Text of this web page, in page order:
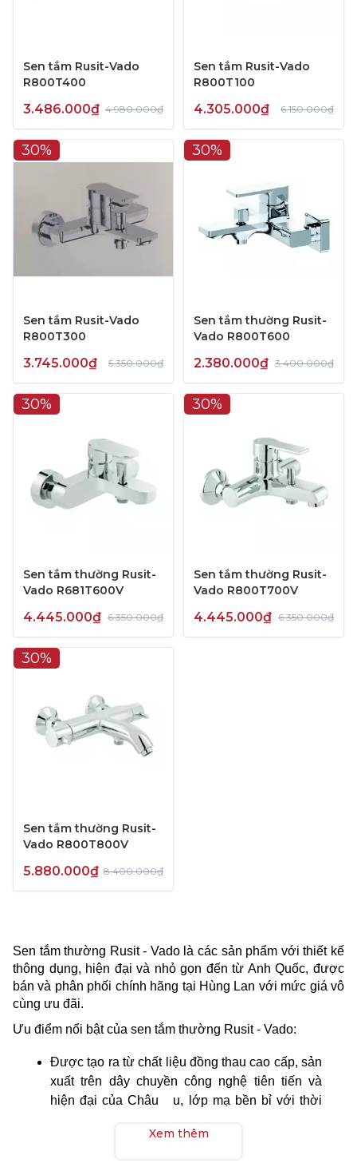
Sen tắm Rusit-Vado
R800T400
3.486.000₫ 4.980.000₫
Sen tắm Rusit-Vado
R800T100
4.305.000₫ 6.150.000₫
30%
Sen tắm Rusit-Vado
R800T300
3.745.000₫ 5.350.000₫
30%
Sen tắm thường Rusit-
Vado R800T600
2.380.000₫ 3.400.000₫
30%
Sen tắm thường Rusit-
Vado R681T600V
4.445.000₫ 6.350.000₫
30%
Sen tắm thường Rusit-
Vado R800T700V
4.445.000₫ 6.350.000₫
30%
Sen tắm thường Rusit-
Vado R800T800V
5.880.000₫ 8.400.000₫
Sen tắm thường Rusit - Vado là các sản phẩm với thiết kế
thông dụng, hiện đại và nhỏ gọn đến từ Anh Quốc, được
bán và phân phối chính hãng tại Hùng Lan với mức giá vô
cùng ưu đãi.
Ưu điểm nổi bật của sen tắm thường Rusit - Vado:
Được tạo ra từ chất liệu đồng thau cao cấp, sản
xuất trên dây chuyền công nghệ tiên tiến và
hiện đại của Châu u, lớp mạ bền bỉ với thời
Với thiết kế độc đáo, hiện đại và nhỏ gọn, sen
Xem thêm